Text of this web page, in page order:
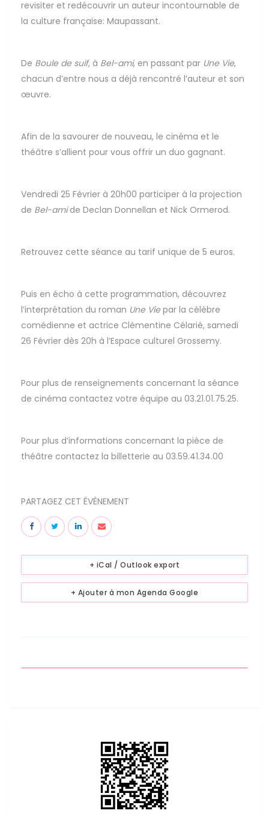
revisiter et redécouvrir un auteur incontournable de
la culture française: Maupassant.
De Boule de suif, à Bel-ami, en passant par Une Vie,
chacun d’entre nous a déjà rencontré l’auteur et son
œuvre.
Afin de la savourer de nouveau, le cinéma et le
théâtre s’allient pour vous offrir un duo gagnant.
Vendredi 25 Février à 20h00 participer à la projection
de Bel-amide Declan Donnellan et Nick Ormerod.
Retrouvez cette séance au tarif unique de 5 euros.
Puis en écho à cette programmation, découvrez
l’interprétation du roman Une Vie par la célèbre
comédienne et actrice Clémentine Célarié, samedi
26 Février dès 20h à l’Espace culturel Grossemy.
Pour plus de renseignements concernant la séance
de cinéma contactez votre équipe au 03.21.01.75.25.
Pour plus d’informations concernant la pièce de
théâtre contactez la billetterie au 03.59.41.34.00
PARTAGEZ CET ÉVÉNEMENT
+ Ajouter à mon Agenda Google
+ iCal / Outlook export